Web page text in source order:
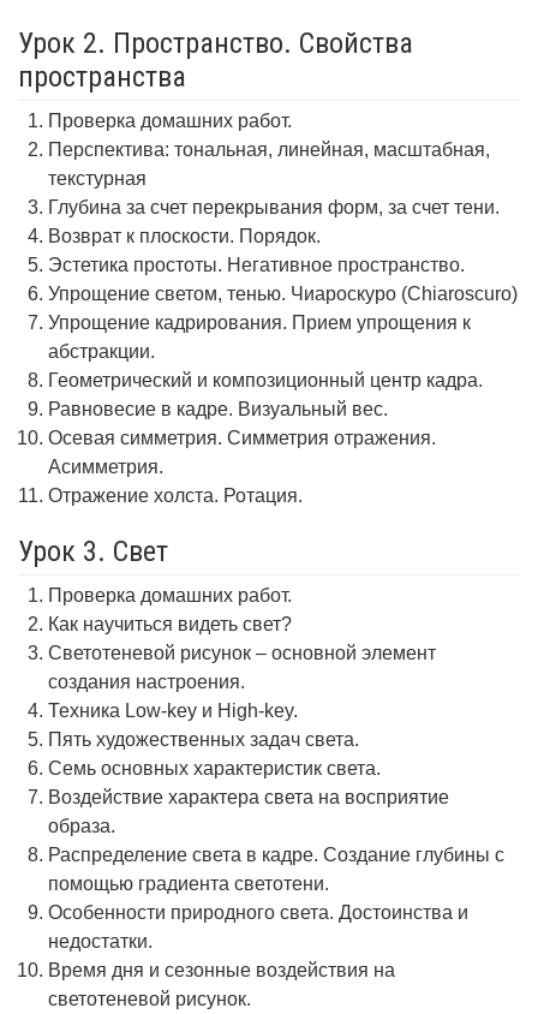
Урок 2. Пространство. Свойства
пространства
Проверка домашних работ.
Перспектива: тональная, линейная, масштабная,
текстурная
Глубина за счет перекрывания форм, за счет тени.
Возврат к плоскости. Порядок.
Эстетика простоты. Негативное пространство.
Упрощение светом, тенью. Чиароскуро (Chiaroscuro)
Упрощение кадрирования. Прием упрощения к
абстракции.
Геометрический и композиционный центр кадра.
Равновесие в кадре. Визуальный вес.
Осевая симметрия. Симметрия отражения.
Асимметрия.
Отражение холста. Ротация.
Урок 3. Свет
Проверка домашних работ.
Как научиться видеть свет?
Светотеневой рисунок – основной элемент
создания настроения.
Техника Low-key и High-key.
Пять художественных задач света.
Семь основных характеристик света.
Воздействие характера света на восприятие
образа.
Распределение света в кадре. Создание глубины с
помощью градиента светотени.
Особенности природного света. Достоинства и
недостатки.
Время дня и сезонные воздействия на
светотеневой рисунок.